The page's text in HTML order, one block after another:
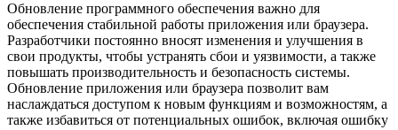
Обновление программного обеспечения важно для
обеспечения стабильной работы приложения или браузера.
Разработчики постоянно вносят изменения и улучшения в
свои продукты, чтобы устранять сбои и уязвимости, а также
повышать производительность и безопасность системы.
Обновление приложения или браузера позволит вам
наслаждаться доступом к новым функциям и возможностям, а
также избавиться от потенциальных ошибок, включая ошибку